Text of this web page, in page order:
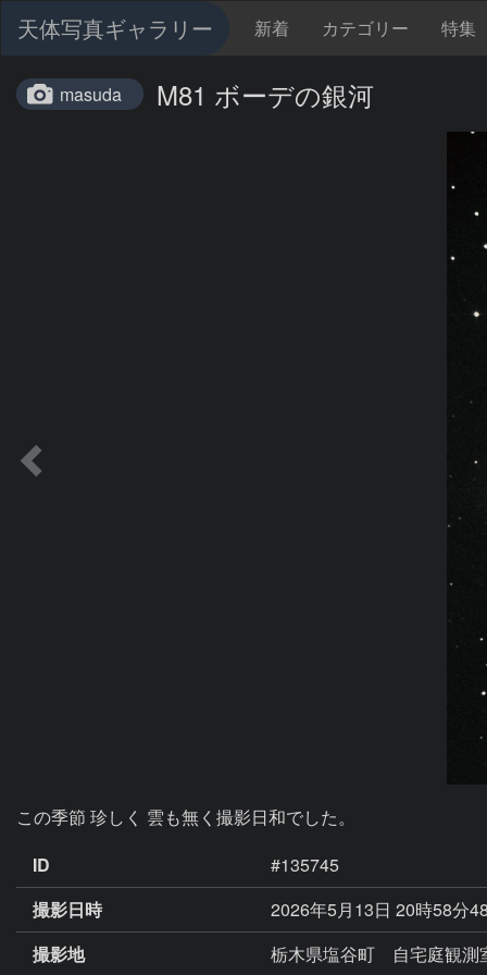
天体写真ギャラリー 新着 カテゴリー 特集
masuda M81 ボーデの銀河
ID
#135745
撮影日時
2026年5月13日 20時58分
撮影地
栃木県塩谷町 自宅庭観測